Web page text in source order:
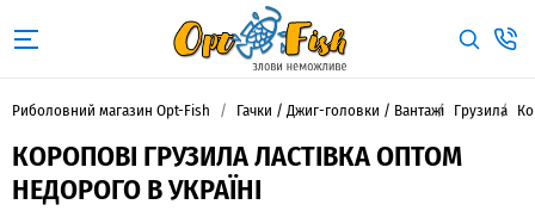
Риболовний магазин Opt-Fish Гачки / Джиг-головки / Вантажі Грузила
КОРОПОВІ ГРУЗИЛА ЛАСТІВКА ОПТОМ
НЕДОРОГО В УКРАЇНІ